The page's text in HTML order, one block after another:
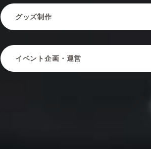
グッズ制作
イベント企画・運営